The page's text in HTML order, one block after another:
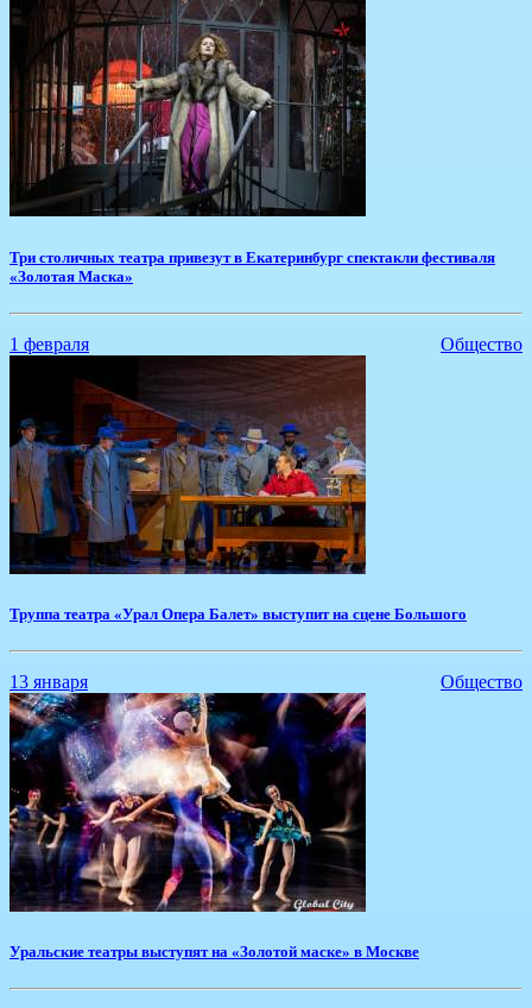
​Три столичных театра привезут в Екатеринбург спектакли фестиваля
«Золотая Маска»
1 февраля Общество
Труппа театра ​«Урал Опера Балет» выступит на сцене Большого
13 января Общество
​Уральские театры выступят на «Золотой маске» в Москве